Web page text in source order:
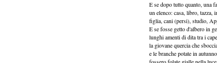
E se dopo tutto quanto, una
un elenco: casa, libro, tazza,
figlia, cani (persi), studio,
E se fosse getto d'albero in
lunghi amenti di dita tra i
la giovane quercia che
e le branche potate in